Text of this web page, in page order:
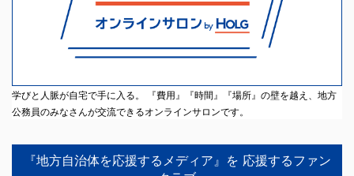
学びと人脈が自宅で手に入る。 『費用』『時間』『場所』の壁を越え、地方
公務員のみなさんが交流できるオンラインサロンです。
『地方自治体を応援するメディア』を 応援するファン